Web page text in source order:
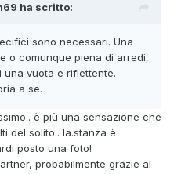
ha scritto:
sono necessari. Una
o comunque piena di arredi,
una vuota e riflettente.
a se.
è più una sensazione che
del solito.. la.stanza è
posto una foto!
probabilmente grazie al